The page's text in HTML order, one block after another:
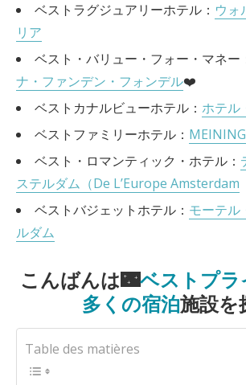
ベストラグジュアリーホテル： ウォ
リア
ベスト・バリュー・フォー・マネー
ナ・ファンデン・フォンデル❤️
ベストカナルビューホテル： ホテル
ベストファミリーホテル：
ベスト・ロマンティック・ホテル：
ステルダム（De L’Europe Amsterdam
ベストバジェットホテル： モーテル
ルダム
こんばんは🌃ベストプラ
多くの宿泊施設を
Table des matières